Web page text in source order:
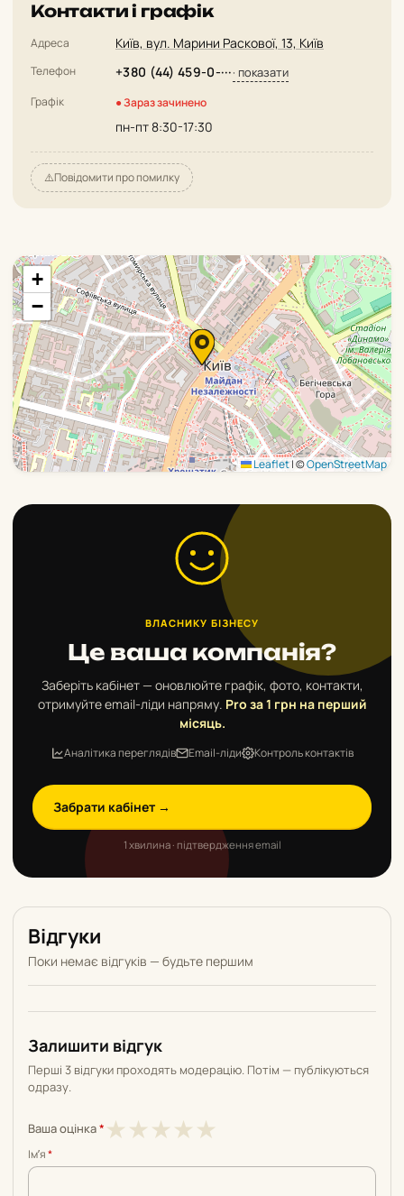
Контакти і графік
Адреса Київ, вул. Марини Раскової, 13, Київ
Телефон +380 (44) 459-0-···· показати
Графік ● Зараз зачинено
пн-пт 8:30-17:30
⚠️Повідомити про помилку
+
−
Leaflet|©OpenStreetMap
ВЛАСНИКУ БІЗНЕСУ
Це ваша компанія?
Заберіть кабінет — оновлюйте графік, фото, контакти,
отримуйте email-ліди напряму. Pro за 1 грн на перший
місяць.
Аналітика переглядів Email-ліди Контроль контактів
Забрати кабінет →
1 хвилина · підтвердження email
Відгуки
Поки немає відгуків — будьте першим
Залишити відгук
Перші 3 відгуки проходять модерацію. Потім — публікуються
одразу.
Ваша оцінка* ★
5
★4
5
★3
5
★2
5
★1
5
Імʼя*